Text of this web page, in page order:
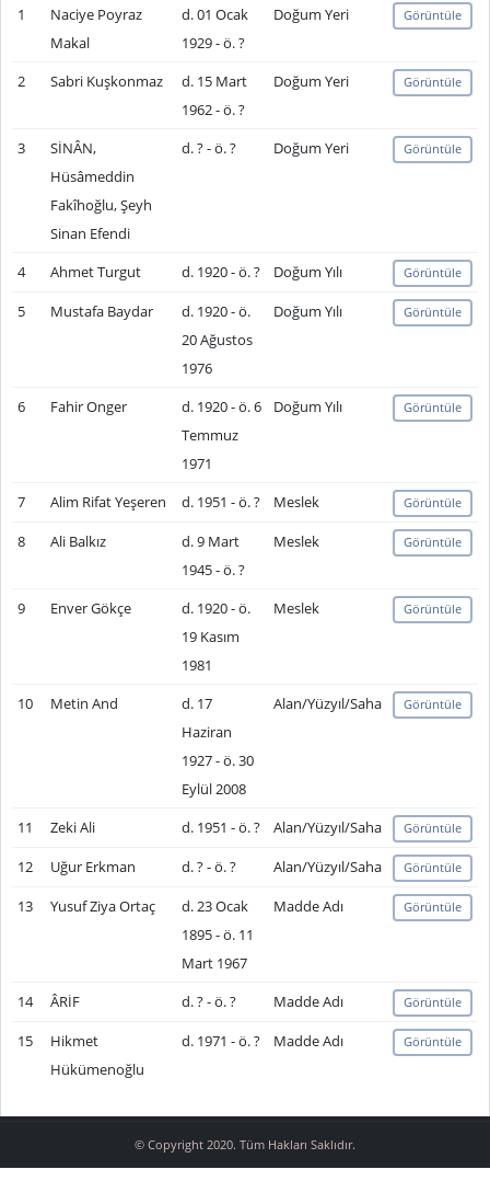
1
Naciye Poyraz
Makal
d. 01 Ocak
1929 - ö. ?
Doğum Yeri Görüntüle
2 Sabri Kuşkonmaz
d. 15 Mart
1962 - ö. ?
Doğum Yeri Görüntüle
3
SİNÂN,
Hüsâmeddin
Fakîhoğlu, Şeyh
Sinan Efendi
d. ? - ö. ? Doğum Yeri Görüntüle
4 Ahmet Turgut d. 1920 - ö. ? Doğum Yılı Görüntüle
5 Mustafa Baydar
d. 1920 - ö.
20 Ağustos
1976
Doğum Yılı Görüntüle
6 Fahir Onger
d. 1920 - ö. 6
Temmuz
1971
Doğum Yılı Görüntüle
7 Alim Rifat Yeşeren d. 1951 - ö. ? Meslek Görüntüle
8 Ali Balkız
d. 9 Mart
1945 - ö. ?
Meslek Görüntüle
9 Enver Gökçe
d. 1920 - ö.
19 Kasım
1981
Meslek Görüntüle
10 Metin And
d. 17
Haziran
1927 - ö. 30
Eylül 2008
Alan/Yüzyıl/Saha Görüntüle
11 Zeki Ali d. 1951 - ö. ? Alan/Yüzyıl/Saha Görüntüle
12 Uğur Erkman d. ? - ö. ? Alan/Yüzyıl/Saha Görüntüle
13 Yusuf Ziya Ortaç
d. 23 Ocak
1895 - ö. 11
Mart 1967
Madde Adı Görüntüle
14 ÂRİF d. ? - ö. ? Madde Adı Görüntüle
15
Hikmet
Hükümenoğlu
d. 1971 - ö. ? Madde Adı Görüntüle
© Copyright 2020. Tüm Hakları Saklıdır.